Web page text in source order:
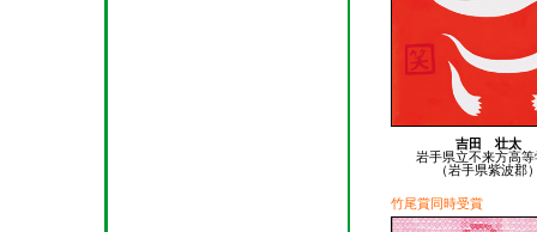
吉田 壮太
岩手県立不来方高等
（岩手県紫波郡
竹尾賞同時受賞